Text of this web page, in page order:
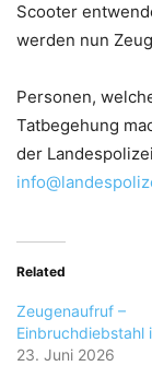
Scooter
werden nun
Personen,
Tatbegehung
der
Related
Zeugenaufruf –
Einbruchdiebstahl
23. Juni 2026